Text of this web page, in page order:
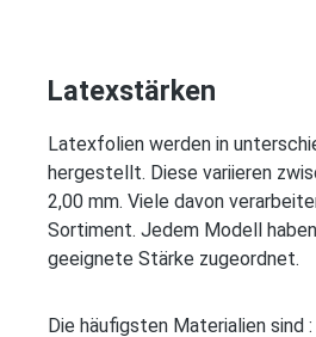
Latexstärken
Latexfolien werden in
hergestellt. Diese variieren
2,00 mm. Viele davon
Sortiment. Jedem Modell
geeignete Stärke zugeordnet.
Die häufigsten Materialien sind :